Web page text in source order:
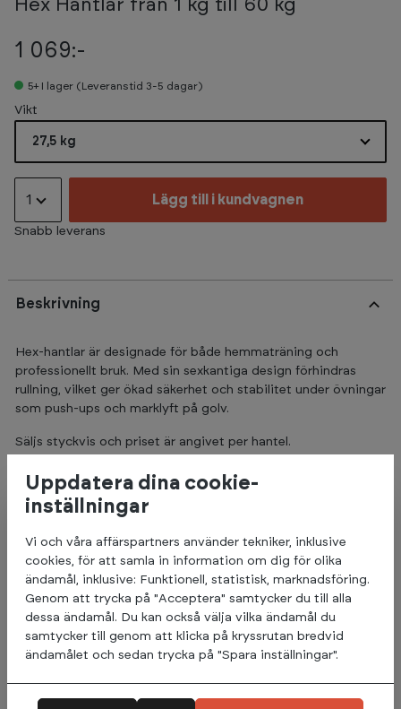
Hex Hantlar från 1 kg till 60 kg
1 069:-
5+ I lager (Leveranstid 3-5 dagar)
Select
Vikt
27,5 kg
1 Lägg till i kundvagnen
Snabb leverans
Beskrivning
Hex-hantlar är designade för både hemmaträning och
professionellt bruk. Med sin sexkantiga design förhindras
rullning, vilket ger ökad säkerhet och stabilitet under övningar
som push-ups och marklyft på golv.
Säljs styckvis och priset är angivet per hantel.
Nyckelfunktioner:
Sexkantig form:Förhindrar att hantlarna rullar iväg, vilket
Gummibeläggning: Minskar ljudnivån och skyddar golvet
mot skador.
Stålgrepp:Ger ett stabilt och bekvämt grepp under
träningen.
Ergonomisk utformning:Greppdiameter på 33 mm och
greppets längd på 13 cm, vilket ger ett komfortabelt och
stabilt grepp under träningen.
standarder.
Uppdatera dina cookie-
inställningar
Vi och våra affärspartners använder tekniker, inklusive
cookies, för att samla in information om dig för olika
ändamål, inklusive: Funktionell, statistisk, marknadsföring.
Genom att trycka på "Acceptera" samtycker du till alla
dessa ändamål. Du kan också välja vilka ändamål du
samtycker till genom att klicka på kryssrutan bredvid
ändamålet och sedan trycka på "Spara inställningar".